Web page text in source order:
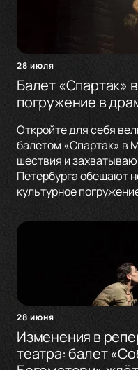
28 июля
Балет «Спартак»
погружение в
Откройте для себя
балетом «Спартак» в
шествия и
Петербурга обещают
культурное
28 июня
Изменения в
театра: балет